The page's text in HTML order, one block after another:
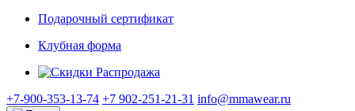
Подарочный сертификат
Клубная форма
Распродажа
+7-900-353-13-74 +7 902-251-21-31 info@mmawear.ru